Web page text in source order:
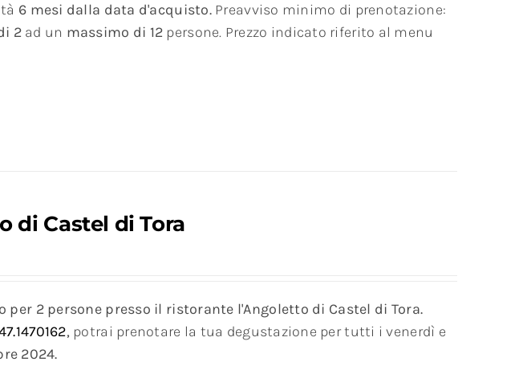
6 mesi dalla data d'acquisto.Preavviso minimo di prenotazione:
2ad un massimo di 12 persone. Prezzo indicato riferito al menu
di Castel di Tora
per 2 persone presso il ristorante l'Angoletto di Castel di Tora.
,potrai prenotare la tua degustazione per tutti i venerdì e
2024.